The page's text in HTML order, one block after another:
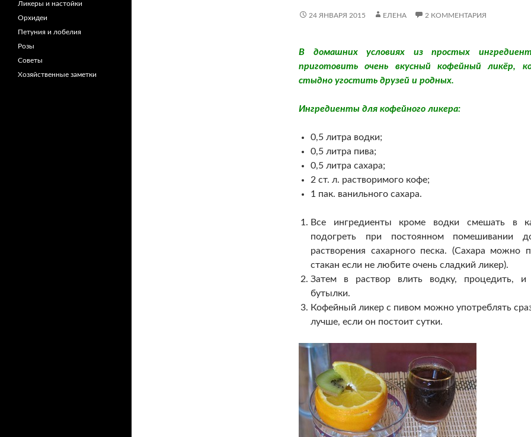
24 ЯНВАРЯ 2015 ЕЛЕНА 2 КОММЕНТАРИЯ
В домашних условиях из простых
приготовить очень вкусный кофейный ликёр,
стыдно угостить друзей и родных.
Ингредиенты для кофейного ликера:
0,5 литра водки;
0,5 литра пива;
0,5 литра сахара;
2 ст. л. растворимого кофе;
1 пак. ванильного сахара.
Все ингредиенты кроме водки смешать в
подогреть при постоянном помешивании
растворения сахарного песка. (Сахара можно
стакан если не любите очень сладкий ликер).
Затем в раствор влить водку, процедить, и
бутылки.
Кофейный ликер с пивом можно употреблять
лучше, если он постоит сутки.
Ликеры и настойки
Орхидеи
Петуния и лобелия
Розы
Советы
Хозяйственные заметки